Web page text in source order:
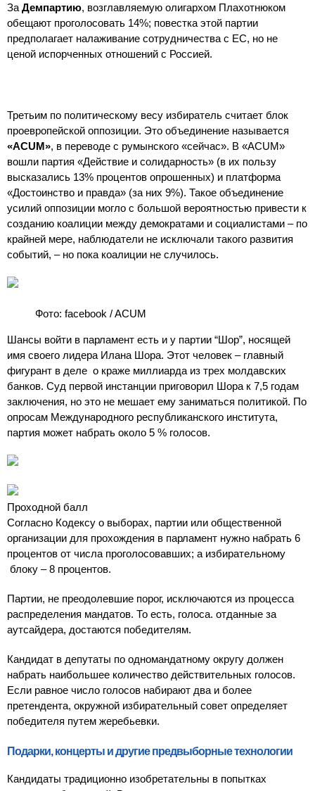
За Демпартию, возглавляемую олигархом Плахотнюком
обещают проголосовать 14%; повестка этой партии
предполагает налаживание сотрудничества с ЕС, но не
ценой испорченных отношений с Россией.
Третьим по политическому весу избиратель считает блок
проевропейской оппозиции. Это объединение называется
«ACUM», в переводе с румынского «сейчас». В «ACUM»
вошли партия «Действие и солидарность» (в их пользу
высказались 13% процентов опрошенных) и платформа
«Достоинство и правда» (за них 9%). Такое объединение
усилий оппозиции могло с большой вероятностью привести к
созданию коалиции между демократами и социалистами – по
крайней мере, наблюдатели не исключали такого развития
событий, – но пока коалиции не случилось.
Фото: facebook / ACUM
Шансы войти в парламент есть и у партии “Шор”, носящей
имя своего лидера Илана Шора. Этот человек – главный
фигурант в деле о краже миллиарда из трех молдавских
банков. Суд первой инстанции приговорил Шора к 7,5 годам
заключения, но это не мешает ему заниматься политикой. По
опросам Международного республиканского института,
партия может набрать около 5 % голосов.
Проходной балл
Согласно Кодексу о выборах, партии или общественной
организации для прохождения в парламент нужно набрать 6
процентов от числа проголосовавших; а избирательному
блоку – 8 процентов.
Партии, не преодолевшие порог, исключаются из процесса
распределения мандатов. То есть, голоса. отданные за
аутсайдера, достаются победителям.
Кандидат в депутаты по одномандатному округу должен
набрать наибольшее количество действительных голосов.
Если равное число голосов набирают два и более
претендента, окружной избирательный совет определяет
победителя путем жеребьевки.
Подарки, концерты и другие предвыборные технологии
Кандидаты традиционно изобретательны в попытках